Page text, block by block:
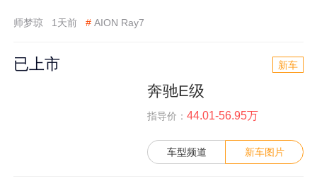
师梦琼 1天前 # AION Ray7
已上市 新车
奔驰E级
指导价： 44.01-56.95万
车型频道 新车图片